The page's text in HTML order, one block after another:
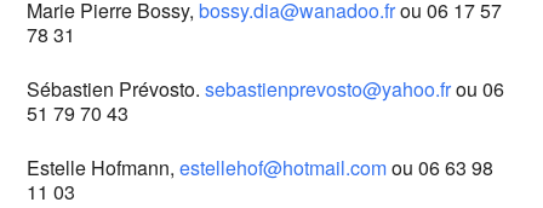
Marie Pierre Bossy,bossy.dia@wanadoo.frou 06 17 57
78 31
Sébastien Prévosto.sebastienprevosto@yahoo.frou 06
51 79 70 43
Estelle Hofmann,estellehof@hotmail.comou 06 63 98
11 03